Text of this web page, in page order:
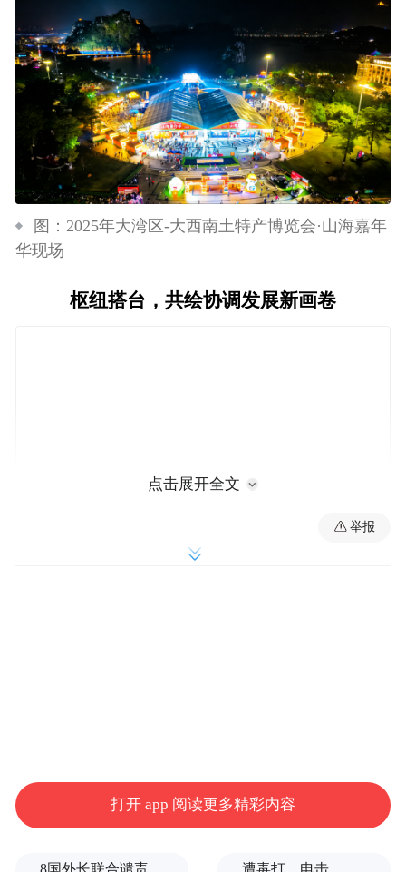
图：2025年大湾区-大西南土特产博览会·山海嘉年
华现场
枢纽搭台，共绘协调发展新画卷
作为粤港澳大湾区面向大西南的门户枢纽，
味、非遗文创等2000多种特色产品，从肇庆
裹蒸、德庆贡柑、肇供大米等“肇”字号优质
点击展开全文
举报
打开 app 阅读更多精彩内容
8国外长联合谴责以色列侵犯加沙 遭毒打、电击，逃生男子亲述被卖诈骗园区遭遇